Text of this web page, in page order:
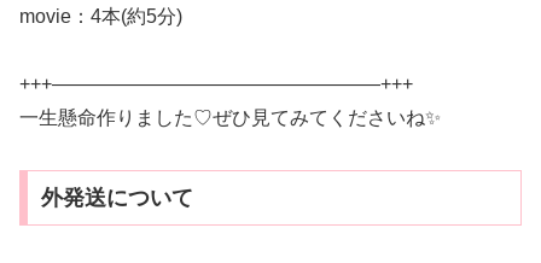
movie：4本(約5分)
+++—————————————————+++
一生懸命作りました♡ぜひ見てみてくださいね✨
外発送について